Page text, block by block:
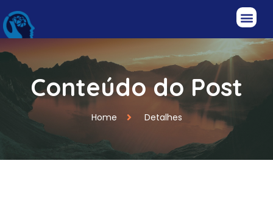
Conteúdo do Post
Home Detalhes